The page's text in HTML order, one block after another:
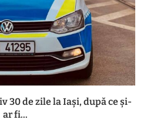
30 de zile la Iași, după ce și-
ar fi...